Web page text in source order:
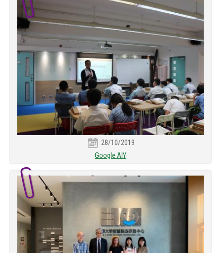
28/10/2019
Google AIY